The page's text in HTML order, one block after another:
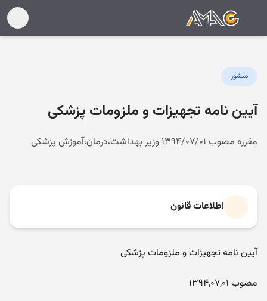
منشور
آیین نامه تجهیزات و ملزومات پزشکی
مقرره مصوب ۱۳۹۴/۰۷/۰۱ وزیر بهداشت،درمان،آموزش پزشکی
اطلاعات قانون
آیین نامه تجھیزات و ملزومات پزشکی
مصوب ۱۳۹۴,۰۷,۰۱